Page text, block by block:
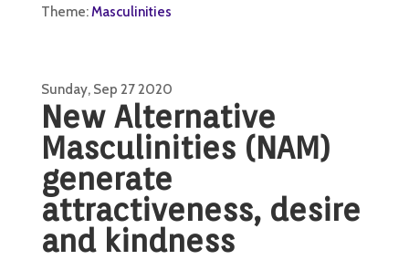
Theme:Masculinities
Sunday, Sep 27 2020
New Alternative
Masculinities (NAM)
generate
attractiveness, desire
and kindness